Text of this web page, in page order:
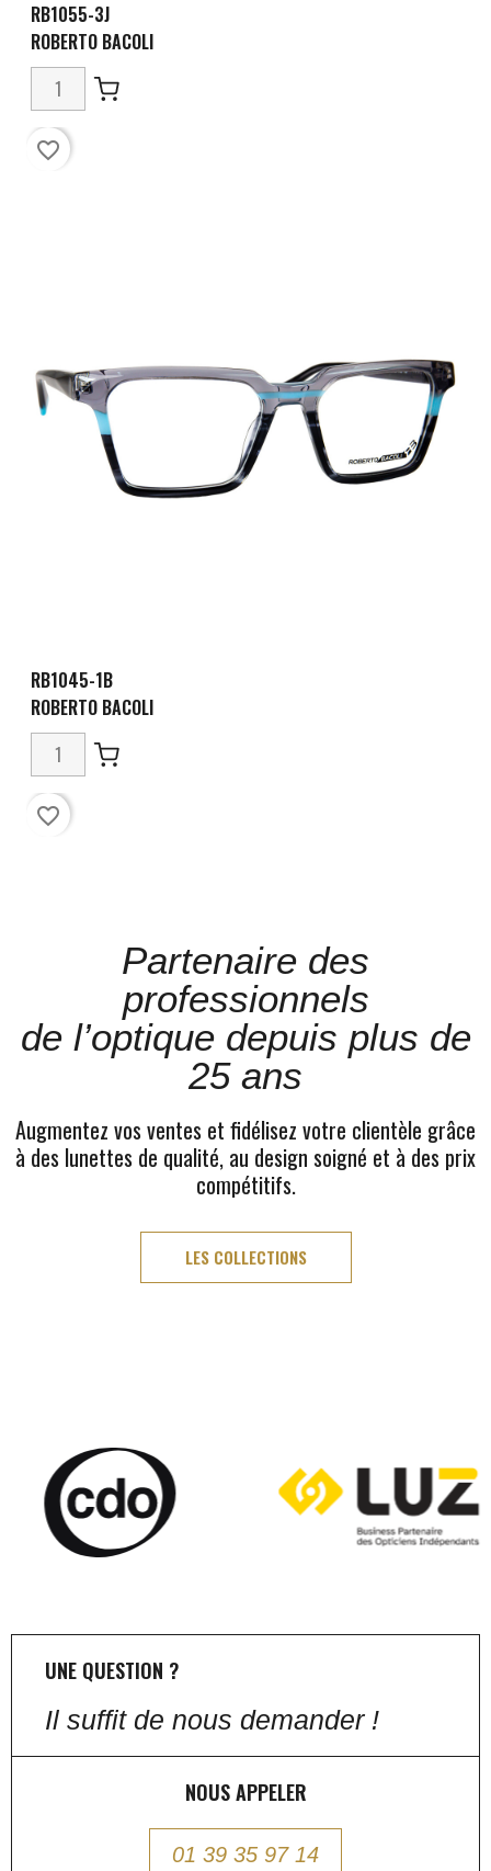
RB1055-3J
ROBERTO BACOLI
favorite_border
RB1045-1B
ROBERTO BACOLI
favorite_border
Partenaire des
professionnels
de l’optique depuis plus de
25 ans
Augmentez vos ventes et fidélisez votre clientèle grâce
à des lunettes de qualité, au design soigné et à des prix
compétitifs.
LES COLLECTIONS
UNE QUESTION ?
Il suffit de nous demander !
NOUS APPELER
01 39 35 97 14